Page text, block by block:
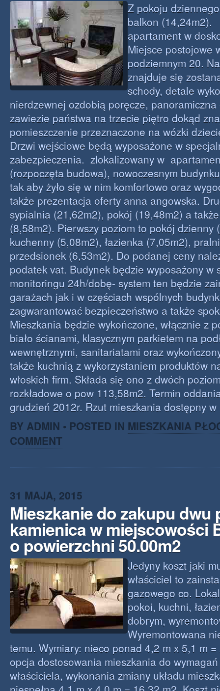
Z pokoju
balkon
apartament w
Miejsce postojowe
podziemnym 20.
znajduje się
schody, detale
nierdzewnej ozdobią poręcze,
zawiezie państwa na trzecie piętro dokąd
pomieszczenie przeznaczone na wózki
Drzwi wejściowe będą wyposażone w
zabezpieczenia. zlokalizowany w
(rozpoczęta budowa), nowoczesnym
tak aby żyło się w nim komfortowo oraz
także prezentacja oferty anna angowska.
sypialnia (21,62m2), pokój (19,48m2) a
(8,58m2). Pierwszy poziom to pokój dzienny
kuchenny (5,08m2), łazienka (7,05m2),
przedsionek (6,53m2). Do podanej ceny
podatek vat. Budynek będzie wyposażony w
monitoringu 24h/dobę- system ten będzie
garażach jak i w częściach wspólnych
zagwarantować bezpieczeństwo a także
Mieszkania będzie wykończone, włącznie z
biało ścianami, klasycznym parkietem na
wewnętrznymi, sanitariatami oraz
także kuchnią z wykorzystaniem produktów
włoskich firm. Składa się ono z dwóch
rozkładowe o pow 113,58m2. Termin
grudzień 2012r. Rzut mieszkania dostępny
BY ADMIN • POSTED IN MIESZKANIA
COMMENT
31 MAJA, 2015
Mieszkanie do zakupu dwu
kamienica w miejscowości
o powierzchni 50.00m2
Jedyny koszt jaki
właściciel to
gazowego co.
pokoi, kuchni,
dobrym,
Wyremontowana
temu. Wymiary: nieco ponad 4,2 m x 5,1 m
opcja dostosowania mieszkania do
właściciela, wykonania zmiany układu